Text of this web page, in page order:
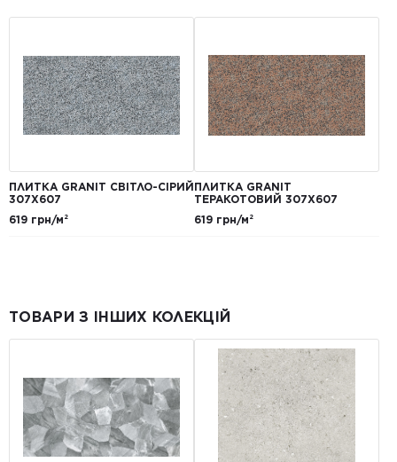
ПЛИТКА GRANIT СВІТЛО-СІРИЙ
307Х607
619 грн/м²
ПЛИТКА GRANIT
ТЕРАКОТОВИЙ 307Х607
619 грн/м²
ТОВАРИ З ІНШИХ КОЛЕКЦІЙ